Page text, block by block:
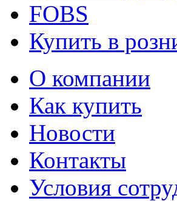
FOBS
Купить в
О компании
Как купить
Новости
Контакты
Условия